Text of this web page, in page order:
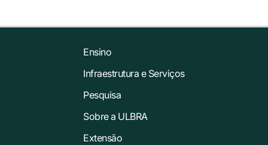
Ensino
Infraestrutura e Serviços
Pesquisa
Sobre a ULBRA
Extensão